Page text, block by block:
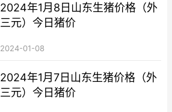
2024年1月8日山东生猪价格（外
三元）今日猪价
2024-01-08
2024年1月7日山东生猪价格（外
三元）今日猪价